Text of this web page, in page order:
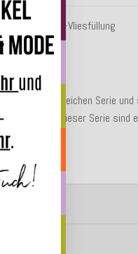
PES-Vliesfüllung
Kissen der gleichen Serie
Die Kissen dieser Serie sind